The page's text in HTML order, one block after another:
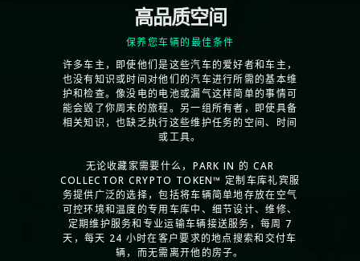
高品质空间
保养您车辆的最佳条件
许多车主，即使他们是这些汽车的爱好者和车主，
也没有知识或时间对他们的汽车进行所需的基本维
护和检查。像没电的电池或漏气这样简单的事情可
能会毁了你周末的旅程。另一组所有者，即使具备
相关知识，也缺乏执行这些维护任务的空间、时间
或工具。
无论收藏家需要什么，PARK IN 的 CAR
COLLECTOR CRYPTO TOKEN™ 定制车库礼宾服
务提供广泛的选择，包括将车辆简单地存放在空气
可控环境和温度的专用车库中、细节设计、维修、
定期维护服务和专业运输车辆接送服务，每周 7
天，每天 24 小时在客户要求的地点搜索和交付车
辆，而无需离开他的房子。